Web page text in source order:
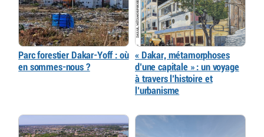
Parc forestier Dakar-Yoff : où
en sommes-nous ?
« Dakar, métamorphoses
d’une capitale » : un voyage
à travers l’histoire et
l’urbanisme